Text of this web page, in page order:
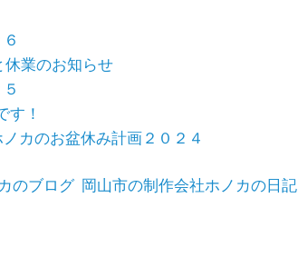
休業のお知らせ
す！
カのお盆休み計画２０２４
のブログ 岡山市の制作会社ホノカの日記